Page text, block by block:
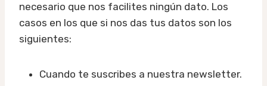
necesario que nos facilites ningún dato. Los
casos en los que si nos das tus datos son los
siguientes:
Cuando te suscribes a nuestra newsletter.